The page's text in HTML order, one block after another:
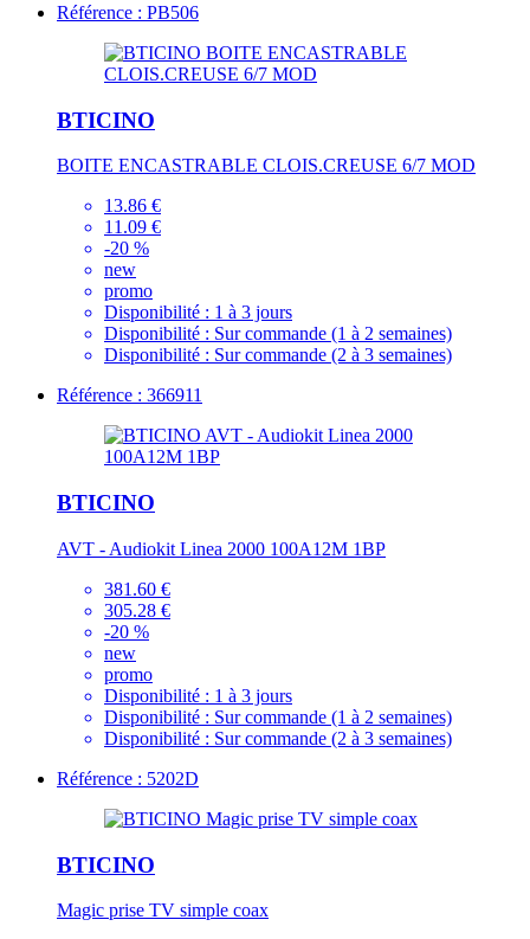
Référence : PB506
BTICINO
BOITE ENCASTRABLE CLOIS.CREUSE 6/7 MOD
13.86 €
11.09 €
-20 %
new
promo
Disponibilité : 1 à 3 jours
Disponibilité : Sur commande (1 à 2 semaines)
Disponibilité : Sur commande (2 à 3 semaines)
Référence : 366911
BTICINO
AVT - Audiokit Linea 2000 100A12M 1BP
381.60 €
305.28 €
-20 %
new
promo
Disponibilité : 1 à 3 jours
Disponibilité : Sur commande (1 à 2 semaines)
Disponibilité : Sur commande (2 à 3 semaines)
Référence : 5202D
BTICINO
Magic prise TV simple coax